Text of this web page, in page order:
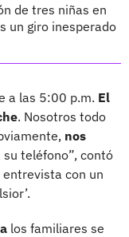
de tres niñas en
un giro inesperado
a las 5:00 p.m. El
. Nosotros todo
nos
teléfono”, contó
entrevista con un
los familiares se